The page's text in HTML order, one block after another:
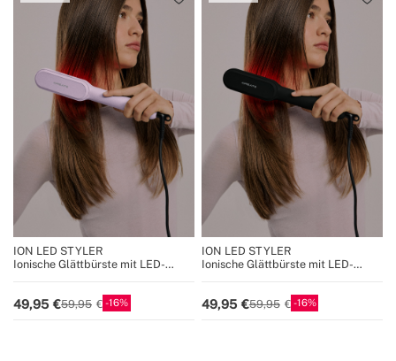
ION LED STYLER
Ionische Glättbürste mit LED-
49,95 59,95 16
ION LED STYLER
Ionische Glättbürste mit LED-
49,95 59,95 16